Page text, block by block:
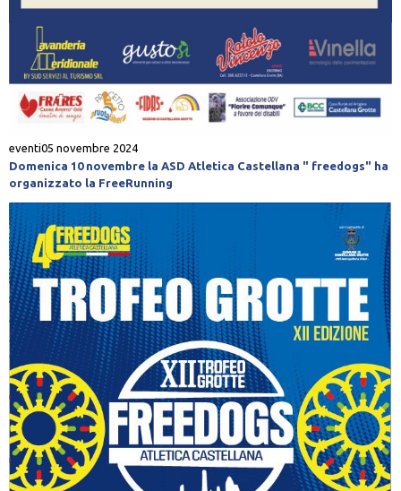
eventi05 novembre 2024
Domenica 10 novembre la ASD Atletica Castellana " freedogs" ha
organizzato la FreeRunning